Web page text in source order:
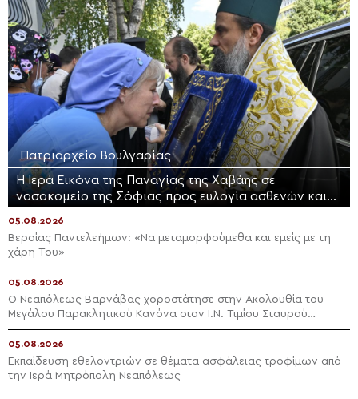
Πατριαρχείο Βουλγαρίας
Η Ιερά Εικόνα της Παναγίας της Χαβάης σε
νοσοκομείο της Σόφιας προς ευλογία ασθενών και
05.08.2026
Βεροίας Παντελεήμων: «Nα μεταμορφούμεθα και εμείς με τη
χάρη Του»
05.08.2026
Ο Νεαπόλεως Βαρνάβας χοροστάτησε στην Ακολουθία του
Μεγάλου Παρακλητικού Κανόνα στον Ι.Ν. Τιμίου Σταυρού
Διαλογής
05.08.2026
Εκπαίδευση εθελοντριών σε θέματα ασφάλειας τροφίμων από
την Ιερά Μητρόπολη Νεαπόλεως